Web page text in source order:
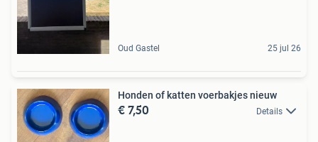
Oud Gastel 25 jul 26
Honden of katten voerbakjes nieuw
€ 7,50 Details